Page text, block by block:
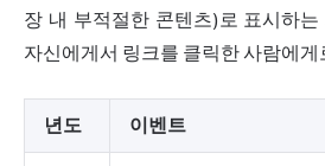
장 내 부적절한 콘텐츠)로 표시하
자신에게서 링크를 클릭한 사람에게
년도 이벤트